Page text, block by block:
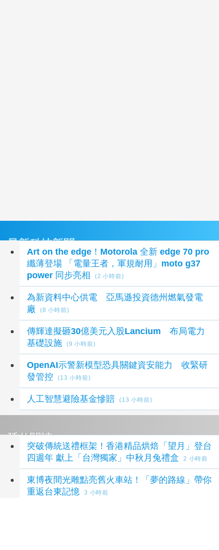
最新科技新聞
Art on the edge！Motorola 全新 edge 70 pro
纖薄登場 「電量王者，軍規耐用」moto g37
power 同步亮相
(2 小時前)
為新資料中心供電 亞馬遜投資德州燃氣發電
廠
(8 小時前)
傳輝達擬砸30億美元入股Lancium 布局電力
基礎設施
(9 小時前)
OpenAI示警新模型恐具關鍵資安能力 收緊研
發管控
(13 小時前)
人工智慧避險基金慘賠 (13 小時前)
延伸閱讀
突破傳統送禮框架！香港精品烘焙「望月」登台
四週年 獻上「台灣獨家」中秋月兔禮盒
2 小時前
東博夜間光雕點亮舊火車站！「夢的路線」帶你
重返台東記憶
3 小時前